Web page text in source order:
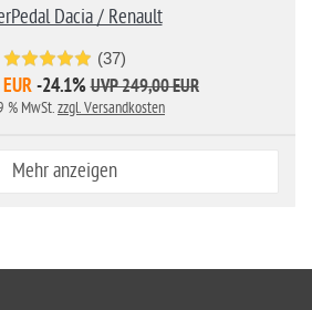
Dacia / Renault
(37)
-24.1% UVP 249,00 EUR
% MwSt.zzgl. Versandkosten
Mehr anzeigen